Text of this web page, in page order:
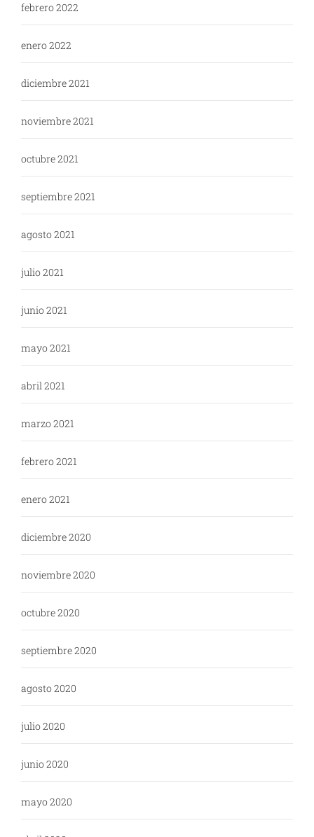
febrero 2022
enero 2022
diciembre 2021
noviembre 2021
octubre 2021
septiembre 2021
agosto 2021
julio 2021
junio 2021
mayo 2021
abril 2021
marzo 2021
febrero 2021
enero 2021
diciembre 2020
noviembre 2020
octubre 2020
septiembre 2020
agosto 2020
julio 2020
junio 2020
mayo 2020